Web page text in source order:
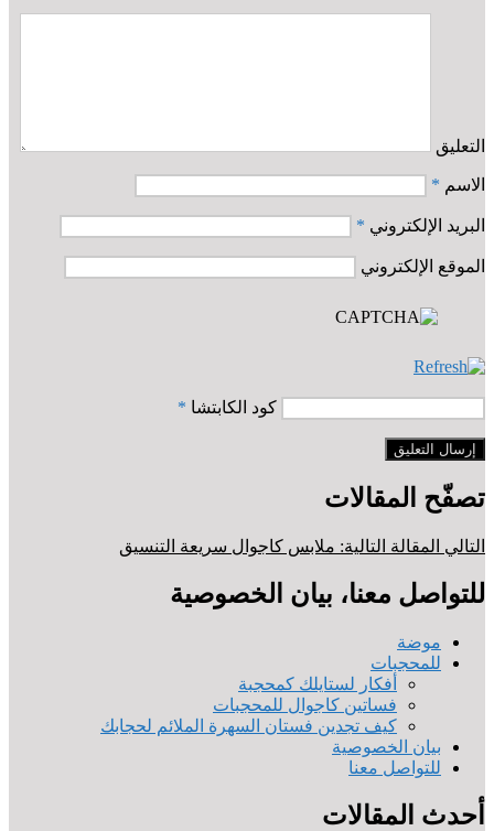
التعليق
الاسم *
البريد الإلكتروني *
الموقع الإلكتروني
كود الكابتشا *
تصفّح المقالات
التالي المقالة التالية: ملابس كاجوال سريعة التنسيق
للتواصل معنا، بيان الخصوصية
موضة
للمحجبات
أفكار لستايلك كمحجبة
فساتين كاجوال للمحجبات
كيف تجدين فستان السهرة الملائم لحجابك
بيان الخصوصية
للتواصل معنا
أحدث المقالات